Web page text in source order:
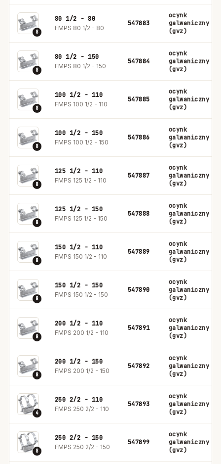
8
80 1/2 - 80
FMPS 80 1/2 - 80
547883
ocynk
galwaniczny
(gvz)
8
80 1/2 - 150
FMPS 80 1/2 - 150
547884
ocynk
galwaniczny
(gvz)
8
100 1/2 - 110
FMPS 100 1/2 - 110
547885
ocynk
galwaniczny
(gvz)
8
100 1/2 - 150
FMPS 100 1/2 - 150
547886
ocynk
galwaniczny
(gvz)
8
125 1/2 - 110
FMPS 125 1/2 - 110
547887
ocynk
galwaniczny
(gvz)
8
125 1/2 - 150
FMPS 125 1/2 - 150
547888
ocynk
galwaniczny
(gvz)
8
150 1/2 - 110
FMPS 150 1/2 - 110
547889
ocynk
galwaniczny
(gvz)
8
150 1/2 - 150
FMPS 150 1/2 - 150
547890
ocynk
galwaniczny
(gvz)
8
200 1/2 - 110
FMPS 200 1/2 - 110
547891
ocynk
galwaniczny
(gvz)
8
200 1/2 - 150
FMPS 200 1/2 - 150
547892
ocynk
galwaniczny
(gvz)
4
250 2/2 - 110
FMPS 250 2/2 - 110
547893
ocynk
galwaniczny
(gvz)
8
250 2/2 - 150
FMPS 250 2/2 - 150
547899
ocynk
galwaniczny
(gvz)